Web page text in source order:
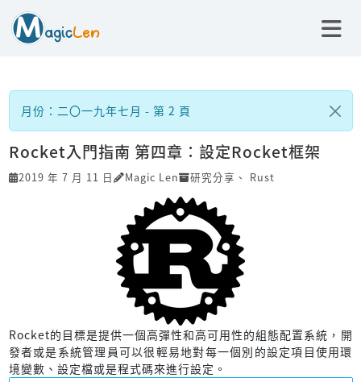
月份：二〇一九年七月 - 第 2 頁
Rocket入門指南 第四章：設定Rocket框架
2019 年 7 月 11 日 Magic Len 研究分享 、 Rust
Rocket的目標是提供一個高彈性和高可用性的組態配置系統，開
發者或是系統管理員可以很輕易地對每一個別的設定項目使用環
境變數、設定檔或是程式碼來進行設定。